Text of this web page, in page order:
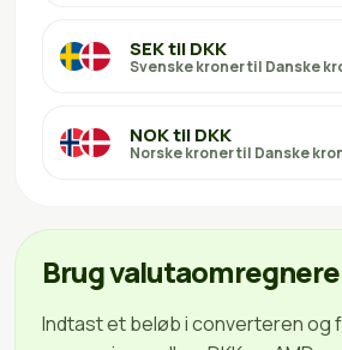
SEK til DKK
Svenske kroner til Danske
NOK til DKK
Norske kroner til Danske
Brug
Indtast et beløb i converteren og